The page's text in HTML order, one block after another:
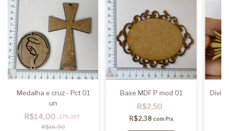
Medalha e cruz - Pct 01
un
R$14,00 -17% OFF
R$16,90
Base MDF P mod 01
R$2,50
R$2,38 com Pix